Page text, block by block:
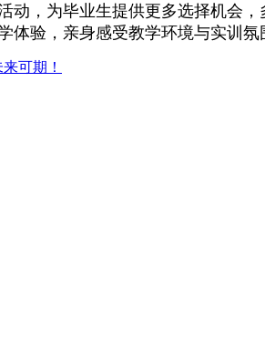
，为毕业生提供更多选择机会
体验，亲身感受教学环境与实训
可期！